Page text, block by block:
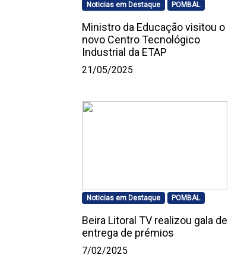
Noticias em Destaque POMBAL
Ministro da Educação visitou o
novo Centro Tecnológico
Industrial da ETAP
21/05/2025
Noticias em Destaque POMBAL
Beira Litoral TV realizou gala de
entrega de prémios
7/02/2025